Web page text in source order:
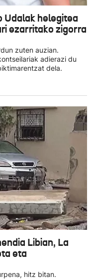
Udalak helegitea
ezarritako zigorra
zuten auzian.
adierazi du
dela.
Libian, La
eta
hitz bitan.